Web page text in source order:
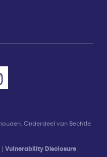
Onderdeel van Bechtle
Vulnerability Disclosure